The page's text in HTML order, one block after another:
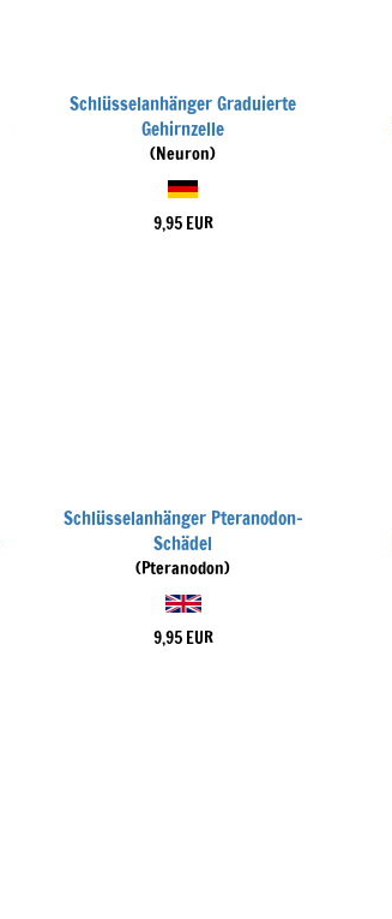
Schlüsselanhänger Graduierte
Gehirnzelle
(Neuron)
9,95 EUR
Schlüsselanhänger Pteranodon-
Schädel
(Pteranodon)
9,95 EUR